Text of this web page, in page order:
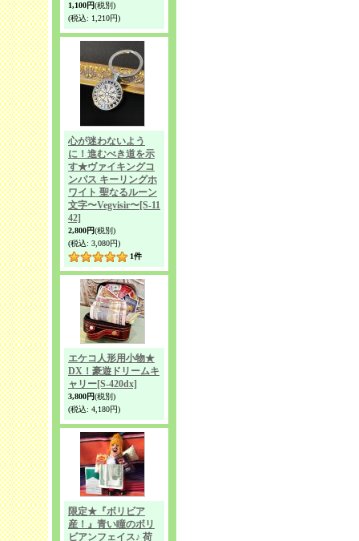
1,100円(税別)
(税込: 1,210円)
心が迷わないよう
に！進むべき道を示
す★ヴァイキングコ
ンパス キーリングホ
ワイト 聖なるルーン
文字〜Vegvisir〜[S-11
42]
2,800円(税別)
(税込: 3,080円)
1件
エケコ人形用小物★
DX！豪遊ドリームキ
ャリー[S-420dx]
3,800円(税別)
(税込: 4,180円)
限定★『ボリビア
産！』青い瞳のボリ
ビアンフェイス♪ 荷